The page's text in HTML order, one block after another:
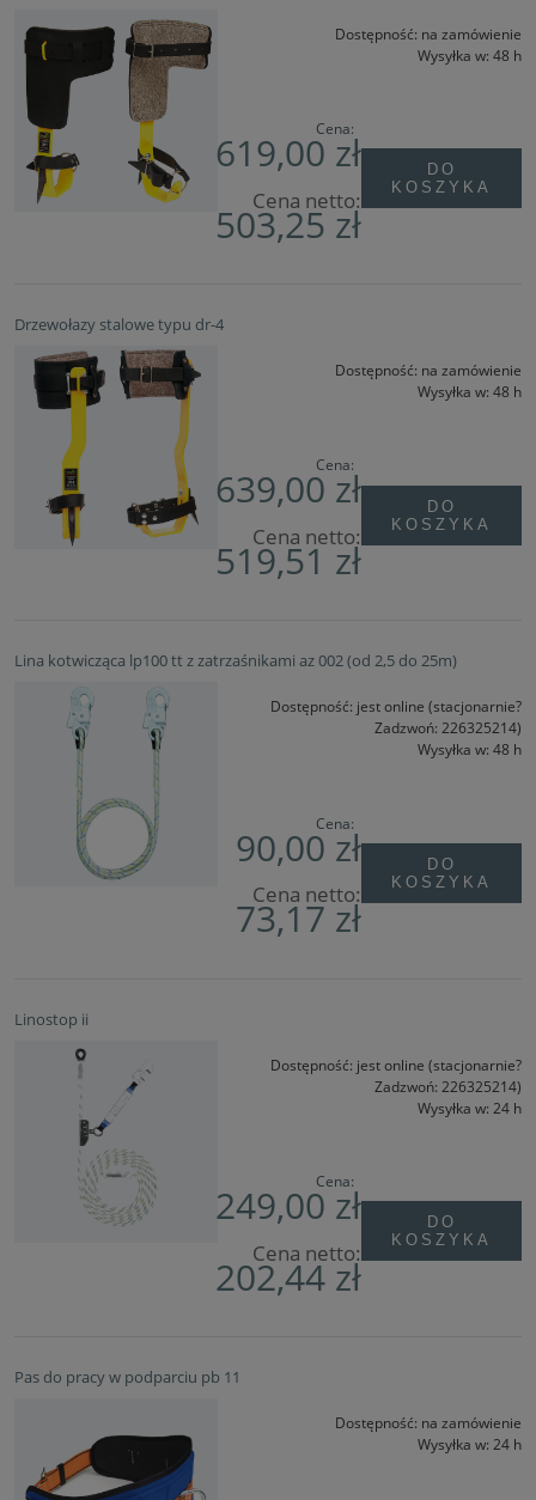
Dostępność: na zamówienie
Wysyłka w: 48 h
Cena:
619,00 zł
Cena netto:
503,25 zł
DO
KOSZYKA
Drzewołazy stalowe typu dr-4
Dostępność: na zamówienie
Wysyłka w: 48 h
Cena:
639,00 zł
Cena netto:
519,51 zł
DO
KOSZYKA
Lina kotwicząca lp100 tt z zatrzaśnikami az 002 (od 2,5 do 25m)
Dostępność: jest online (stacjonarnie?
Zadzwoń: 226325214)
Wysyłka w: 48 h
Cena:
90,00 zł
Cena netto:
73,17 zł
DO
KOSZYKA
Linostop ii
Dostępność: jest online (stacjonarnie?
Zadzwoń: 226325214)
Wysyłka w: 24 h
Cena:
249,00 zł
Cena netto:
202,44 zł
DO
KOSZYKA
Pas do pracy w podparciu pb 11
Dostępność: na zamówienie
Wysyłka w: 24 h